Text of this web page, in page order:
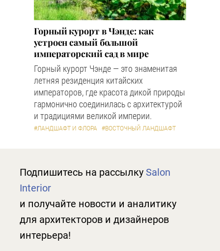
Горный курорт в Чэнде: как
устроен самый большой
императорский сад в мире
Горный курорт Чэнде — это знаменитая
летняя резиденция китайских
императоров, где красота дикой природы
гармонично соединилась с архитектурой
и традициями великой империи.
#ЛАНДШАФТ И ФЛОРА #ВОСТОЧНЫЙ ЛАНДШАФТ
Подпишитесь на рассылку Salon
Interior
и получайте новости и аналитику
для архитекторов и дизайнеров
интерьера!